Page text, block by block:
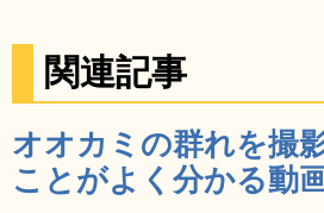
関連記事
オオカミの群れを撮
ことがよく分かる動